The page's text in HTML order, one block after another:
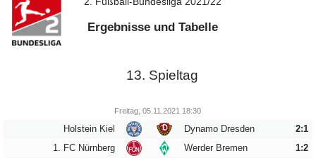
Presseschau
Saisonstatistik
Spielerarchiv
Gegnerarchiv
Spielplan
Einsätze
Torschützen
Tabellensituation
5
6 7
8
9
10 11
12
25
26 27
28
29
30 31
32
33
34
Ergebnisse und Tabelle
13. Spieltag
Freitag, 05.11.2021 18:30
Holstein Kiel Dynamo Dresden
2:1
1. FC Nürnberg
Werder Bremen 1:2